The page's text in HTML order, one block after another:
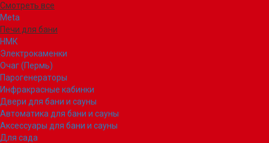
Смотреть все
Meta
Печи для бани
НМК
Электрокаменки
Очаг (Пермь)
Парогенераторы
Инфракрасные кабинки
Двери для бани и сауны
Автоматика для бани и сауны
Аксессуары для бани и сауны
Для сада